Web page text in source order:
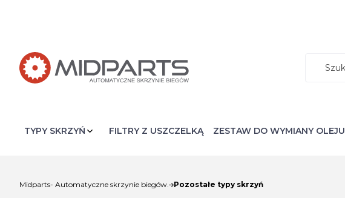
FILTRY Z USZCZELKĄ ZESTAW DO WYMIANY OLEJU
Midparts- Automatyczne skrzynie biegów. Pozostałe typy skrzyń